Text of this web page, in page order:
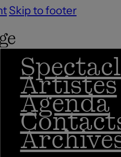
Skip to footer
Artistes
Agenda